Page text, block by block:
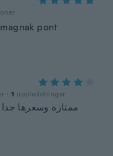
pont
· 1 uppladdningar
ممتازة وسعرها